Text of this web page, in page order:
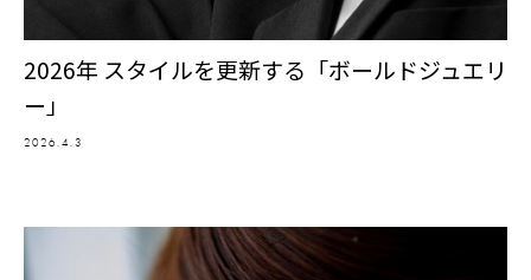
2026年 スタイルを更新する「ボールドジュエリ
ー」
2026.4.3